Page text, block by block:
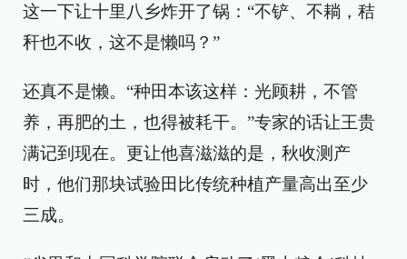
这一下让十里八乡炸开了锅：“不铲、不耥，秸
秆也不收，这不是懒吗？”
还真不是懒。“种田本该这样：光顾耕，不管
养，再肥的土，也得被耗干。”专家的话让王贵
满记到现在。更让他喜滋滋的是，秋收测产
时，他们那块试验田比传统种植产量高出至少
三成。